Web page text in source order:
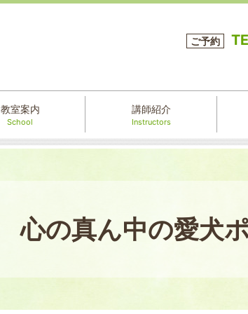
ご予約
教室案内
School
講師紹介
Instructors
心の真ん中の愛犬